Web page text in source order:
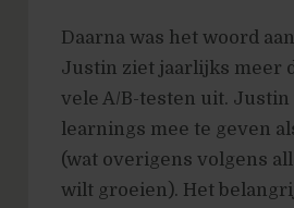
Daarna was het woord aan
Justin ziet jaarlijks meer
vele A/B-testen uit. Justin
learnings mee te geven
(wat overigens volgens
wilt groeien). Het